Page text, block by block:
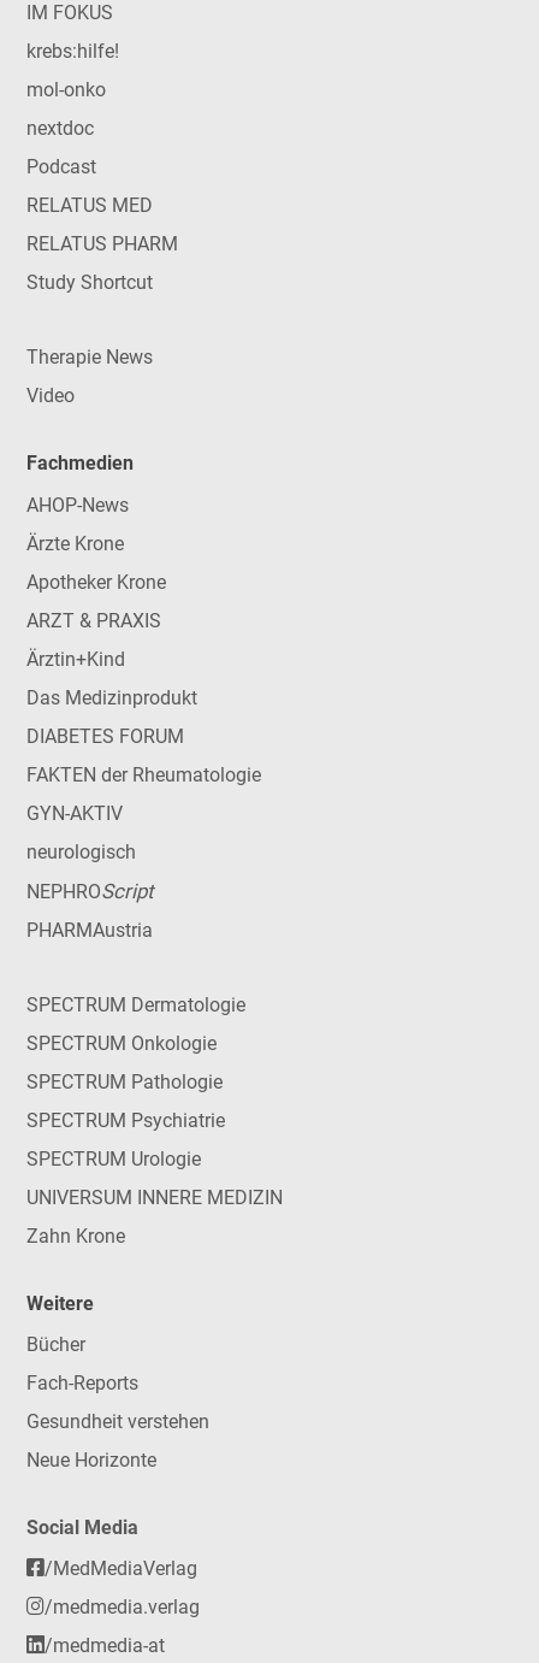
IM FOKUS
krebs:hilfe!
mol-onko
nextdoc
Podcast
RELATUS MED
RELATUS PHARM
Study Shortcut
Therapie News
Video
Fachmedien
AHOP-News
Ärzte Krone
Apotheker Krone
ARZT & PRAXIS
Ärztin+Kind
Das Medizinprodukt
DIABETES FORUM
FAKTEN der Rheumatologie
GYN-AKTIV
neurologisch
NEPHROScript
PHARMAustria
SPECTRUM Dermatologie
SPECTRUM Onkologie
SPECTRUM Pathologie
SPECTRUM Psychiatrie
SPECTRUM Urologie
UNIVERSUM INNERE MEDIZIN
Zahn Krone
Weitere
Bücher
Fach-Reports
Gesundheit verstehen
Neue Horizonte
Social Media
/MedMediaVerlag
/medmedia.verlag
/medmedia-at